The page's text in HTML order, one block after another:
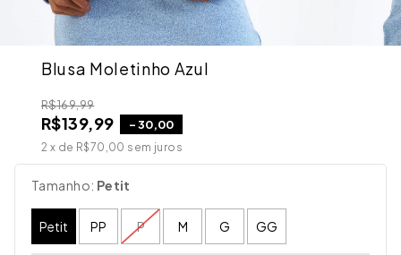
Blusa Moletinho Azul
R$169,99
R$139,99 -30,00
2 x de R$70,00 sem juros
Tamanho: Petit
Petit PP P M G GG